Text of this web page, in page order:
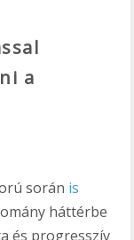
a
során is
háttérbe
és progresszív